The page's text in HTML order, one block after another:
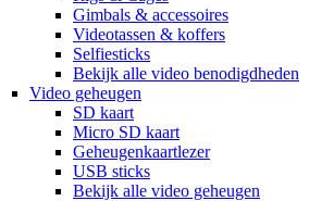
Gimbals & accessoires
Videotassen & koffers
Selfiesticks
Bekijk alle video benodigdheden
Video geheugen
SD kaart
Micro SD kaart
Geheugenkaartlezer
USB sticks
Bekijk alle video geheugen